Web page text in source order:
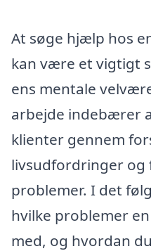
At søge hjælp hos
kan være et vigtigt
ens mentale
arbejde indebærer
klienter gennem
livsudfordringer og
problemer. I det
hvilke problemer
med, og hvordan